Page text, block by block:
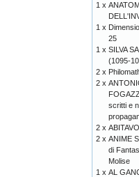
1 x
1 x
25
1 x SILVA
(1095-
2 x
2 x
scritti e
2 x
2 x ANIME
di
Molise
1 x AL